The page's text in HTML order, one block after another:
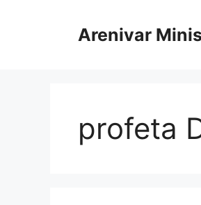
Arenivar
profeta